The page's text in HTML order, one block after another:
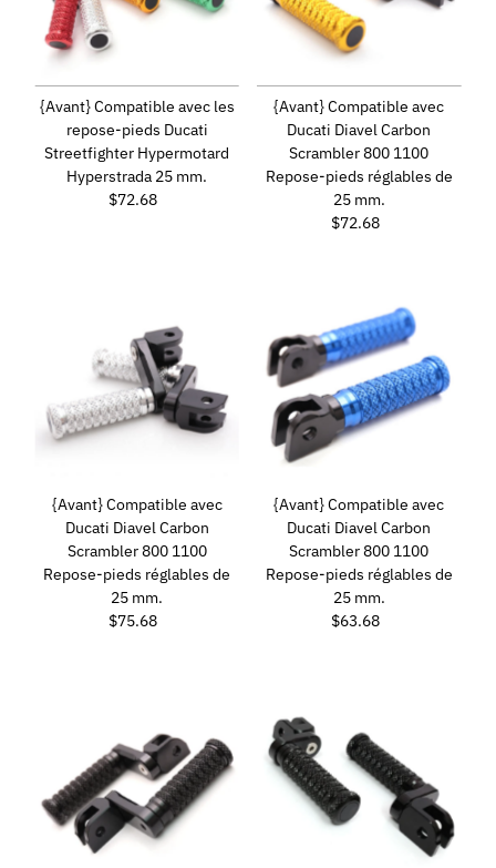
{Avant} Compatible avec les
repose-pieds Ducati
Streetfighter Hypermotard
Hyperstrada 25 mm.
Prix
$72.68
{Avant} Compatible avec
Ducati Diavel Carbon
Scrambler 800 1100
Repose-pieds réglables de
25 mm.
Prix
$72.68
{Avant} Compatible avec
Ducati Diavel Carbon
Scrambler 800 1100
Repose-pieds réglables de
25 mm.
Prix
$75.68
{Avant} Compatible avec
Ducati Diavel Carbon
Scrambler 800 1100
Repose-pieds réglables de
25 mm.
Prix
$63.68